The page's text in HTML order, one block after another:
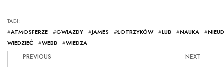
TAGI:
#ATMOSFERZE #GWIAZDY #JAMES #ŁOTRZYKÓW #LUB #NAUKA #
WIEDZIEĆ
#WEBB #WIEDZA
PREVIOUS NEXT